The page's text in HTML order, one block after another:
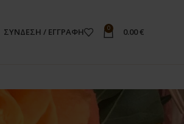
ΣΎΝΔΕΣΗ / ΕΓΓΡΑΦΉ 0 0.00€